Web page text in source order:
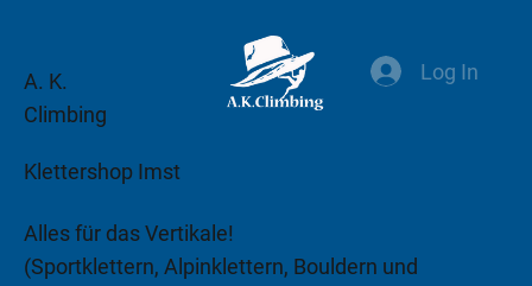
A. K.
Climbing
Klettershop Imst
Alles für das Vertikale!
(Sportklettern, Alpinklettern, Bouldern und
Log In